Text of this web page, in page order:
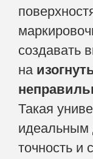
создавать
на
Такая
идеальным
точность и